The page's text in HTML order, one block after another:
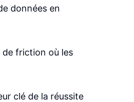
données en
de friction où les
clé de la réussite